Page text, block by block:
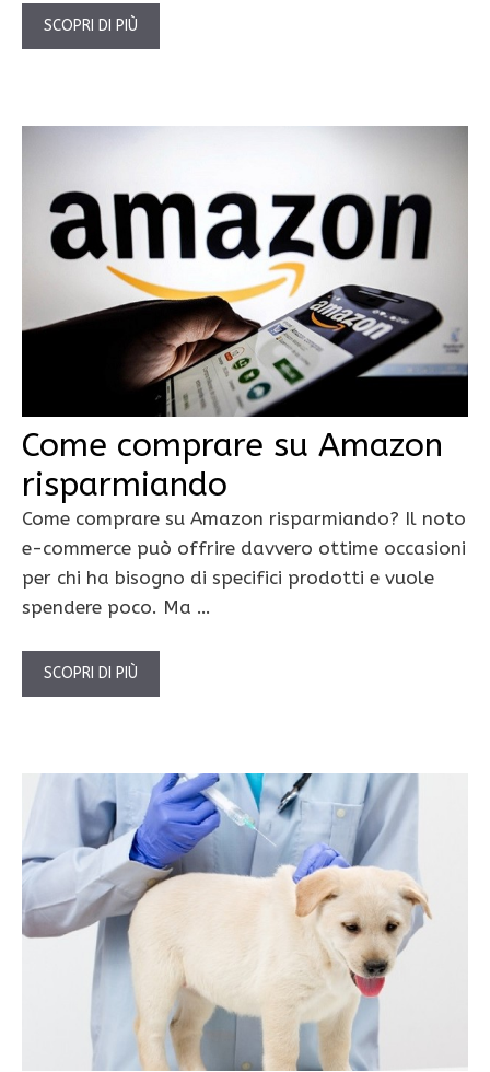
SCOPRI DI PIÙ
Come comprare su Amazon
risparmiando
Come comprare su Amazon risparmiando? Il noto
e-commerce può offrire davvero ottime occasioni
per chi ha bisogno di specifici prodotti e vuole
spendere poco. Ma …
SCOPRI DI PIÙ